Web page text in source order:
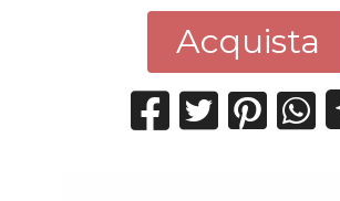
Acquista